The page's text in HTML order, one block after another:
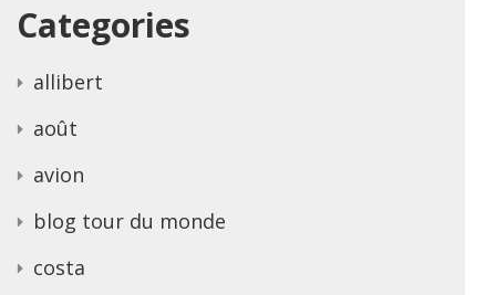
Categories
allibert
août
avion
blog tour du monde
costa